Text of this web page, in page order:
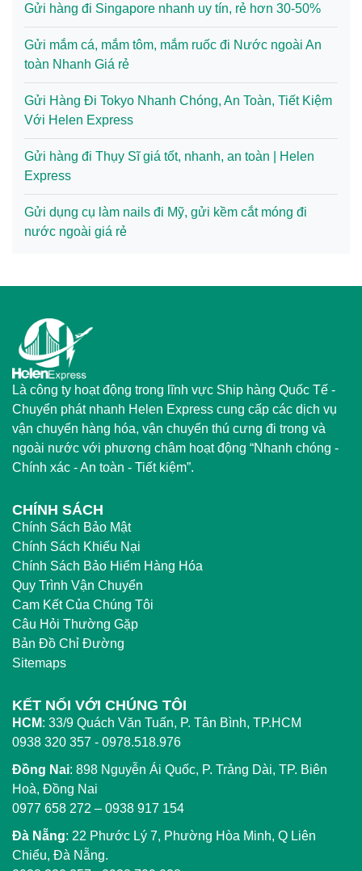
Gửi hàng đi Singapore nhanh uy tín, rẻ hơn 30-50%
Gửi mắm cá, mắm tôm, mắm ruốc đi Nước ngoài An
toàn Nhanh Giá rẻ
Gửi Hàng Đi Tokyo Nhanh Chóng, An Toàn, Tiết Kiệm
Với Helen Express
Gửi hàng đi Thụy Sĩ giá tốt, nhanh, an toàn | Helen
Express
Gửi dụng cụ làm nails đi Mỹ, gửi kềm cắt móng đi
nước ngoài giá rẻ
Là công ty hoạt động trong lĩnh vực Ship hàng Quốc Tế -
Chuyển phát nhanh Helen Express cung cấp các dịch vụ
vận chuyển hàng hóa, vận chuyển thú cưng đi trong và
ngoài nước với phương châm hoạt động “Nhanh chóng -
Chính xác - An toàn - Tiết kiệm”.
CHÍNH SÁCH
Chính Sách Bảo Mật
Chính Sách Khiếu Nại
Chính Sách Bảo Hiểm Hàng Hóa
Quy Trình Vận Chuyển
Cam Kết Của Chúng Tôi
Câu Hỏi Thường Gặp
Bản Đồ Chỉ Đường
Sitemaps
KẾT NỐI VỚI CHÚNG TÔI
HCM: 33/9 Quách Văn Tuấn, P. Tân Bình, TP.HCM
0938 320 357 - 0978.518.976
Đồng Nai: 898 Nguyễn Ái Quốc, P. Trảng Dài, TP. Biên
Hoà, Đồng Nai
0977 658 272 – 0938 917 154
Đà Nẵng: 22 Phước Lý 7, Phường Hòa Minh, Q Liên
Chiểu, Đà Nẵng.